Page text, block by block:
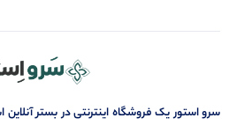
سرو استور یک فروشگاه اینترنتی در بستر